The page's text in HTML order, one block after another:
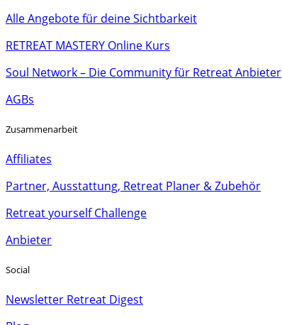
Alle Angebote für deine Sichtbarkeit
RETREAT MASTERY Online Kurs
Soul Network – Die Community für Retreat Anbieter
AGBs
Zusammenarbeit
Affiliates
Partner, Ausstattung, Retreat Planer & Zubehör
Retreat yourself Challenge
Anbieter
Social
Newsletter Retreat Digest